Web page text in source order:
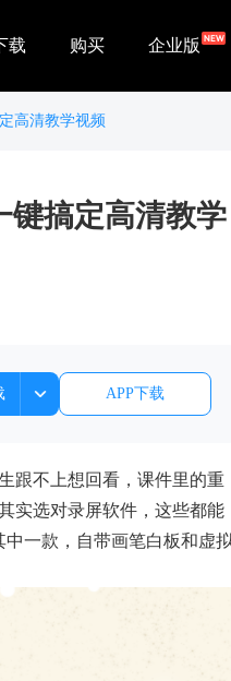
载 购买 企业版
高清教学视频
键搞定高清教学
APP下载
跟不上想回看，课件里的重
实选对录屏软件，这些都能
一款，自带画笔白板和虚